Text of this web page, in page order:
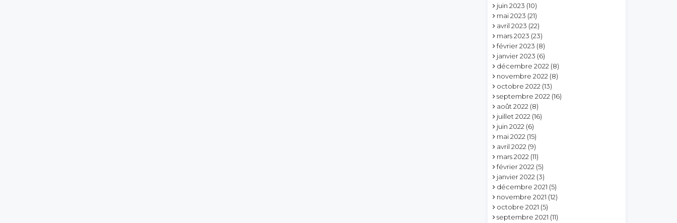
juin 2023 (10)
mai 2023 (21)
avril 2023 (22)
mars 2023 (23)
février 2023 (8)
janvier 2023 (6)
décembre 2022 (8)
novembre 2022 (8)
octobre 2022 (13)
septembre 2022 (16)
août 2022 (8)
juillet 2022 (16)
juin 2022 (6)
mai 2022 (15)
avril 2022 (9)
mars 2022 (11)
février 2022 (5)
janvier 2022 (3)
décembre 2021 (5)
novembre 2021 (12)
octobre 2021 (5)
septembre 2021 (11)